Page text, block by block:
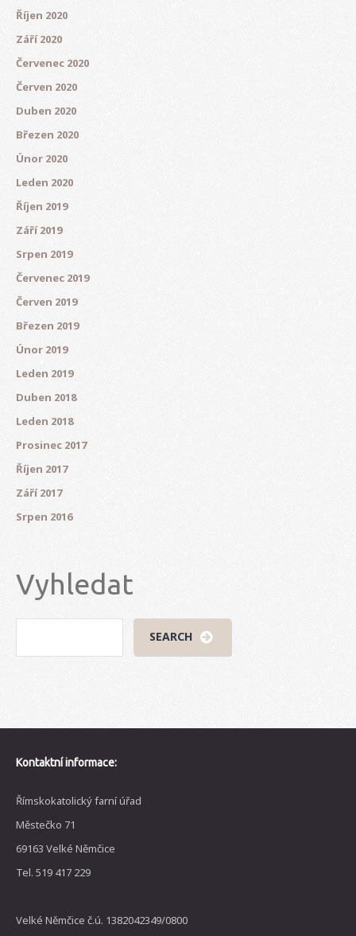
Říjen 2020
Září 2020
Červenec 2020
Červen 2020
Duben 2020
Březen 2020
Únor 2020
Leden 2020
Říjen 2019
Září 2019
Srpen 2019
Červenec 2019
Červen 2019
Březen 2019
Únor 2019
Leden 2019
Duben 2018
Leden 2018
Prosinec 2017
Říjen 2017
Září 2017
Srpen 2016
Vyhledat
Kontaktní informace:
Římskokatolický farní úřad
Městečko 71
69163 Velké Němčice
Tel. 519 417 229
Velké Němčice č.ú. 1382042349/0800